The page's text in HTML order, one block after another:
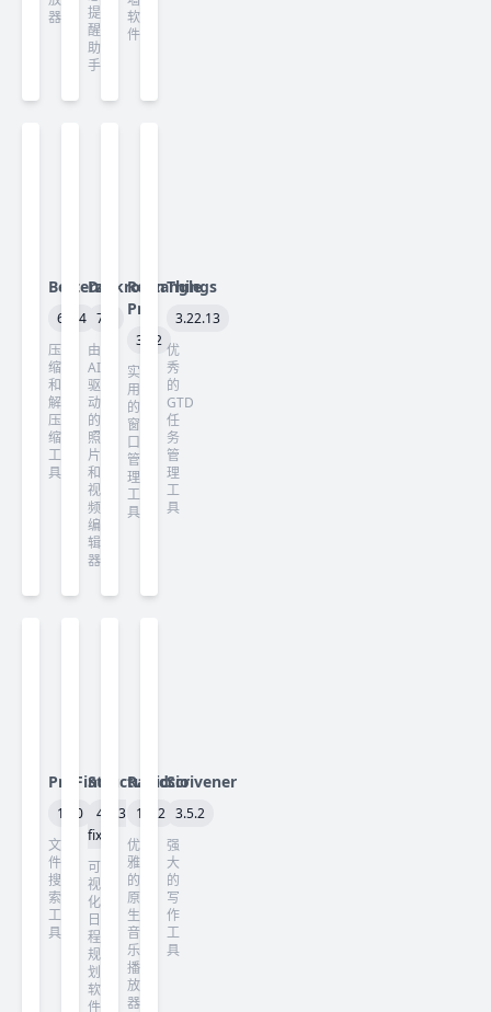
器
提
醒
助
手
软
件
Betterzip
6.0.4
压
缩
和
解
压
缩
工
具
Darkroom
7.3
由
AI
驱
动
的
照
片
和
视
频
编
辑
器
Rectangle
Pro
3.82
实
用
的
窗
口
管
理
工
具
Things
3.22.13
优
秀
的
GTD
任
务
管
理
工
具
ProFind
1.40
文
件
搜
索
工
具
Structured
4.5.3
fix
可
视
化
日
程
规
划
软
件
Radiccio
1.4.2
优
雅
的
原
生
音
乐
播
放
器
Scrivener
3.5.2
强
大
的
写
作
工
具